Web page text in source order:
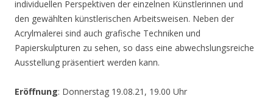
individuellen Perspektiven der einzelnen Künstlerinnen und
den gewählten künstlerischen Arbeitsweisen. Neben der
Acrylmalerei sind auch grafische Techniken und
Papierskulpturen zu sehen, so dass eine abwechslungsreiche
Ausstellung präsentiert werden kann.
Eröffnung: Donnerstag 19.08.21, 19.00 Uhr